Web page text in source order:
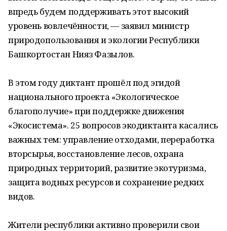
впредь будем поддерживать этот высокий
уровень вовлечённости, — заявил министр
природопользования и экологии Республики
Башкортостан Нияз Фазылов.
В этом году диктант прошёл под эгидой
национального проекта «Экологическое
благополучие» при поддержке движения
«Экосистема». 25 вопросов экодиктанта касались
важных тем: управление отходами, переработка
вторсырья, восстановление лесов, охрана
природных территорий, развитие экотуризма,
защита водных ресурсов и сохранение редких
видов.
Жители республики активно проверили свои